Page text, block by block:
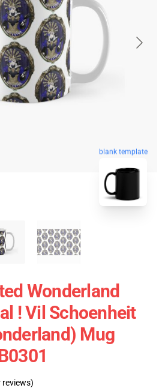
blank template
Wonderland
! Vil Schoenheit
Mug
reviews)